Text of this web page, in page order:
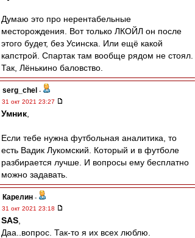
Думаю это про нерентабельные
месторождения. Вот только ЛКОЙЛ он после
этого будет, без Усинска. Или ещё какой
капстрой. Спартак там вообще рядом не стоял.
Так, Лёнькино баловство.
serg_chel -
31 окт 2021 23:27
Умник
Если тебе нужна футбольная аналитика, то
есть Вадик Лукомский. Который и в футболе
разбирается лучше. И вопросы ему бесплатно
можно задавать.
Карелин -
31 окт 2021 23:18
SAS
Даа..вопрос. Так-то я их всех люблю.